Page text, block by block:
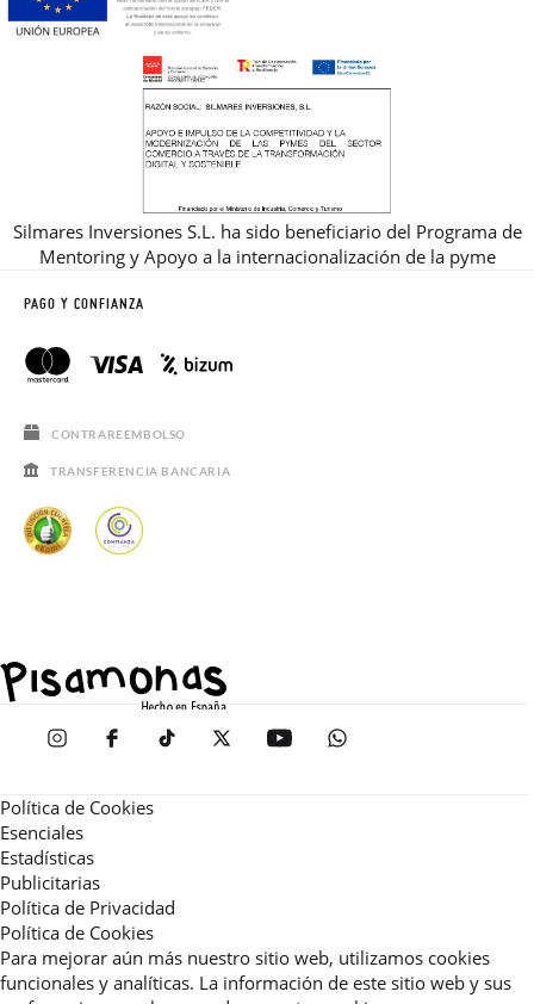
Silmares Inversiones S.L. ha sido beneficiario del Programa de
Mentoring y Apoyo a la internacionalización de la pyme
PAGO Y CONFIANZA
CONTRAREEMBOLSO
TRANSFERENCIA BANCARIA
Política de Cookies
Esenciales
Estadísticas
Publicitarias
Política de Privacidad
Política de Cookies
Para mejorar aún más nuestro sitio web, utilizamos cookies
funcionales y analíticas. La información de este sitio web y sus